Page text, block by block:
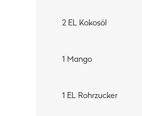
2 EL Kokosöl
1 Mango
1 EL Rohrzucker